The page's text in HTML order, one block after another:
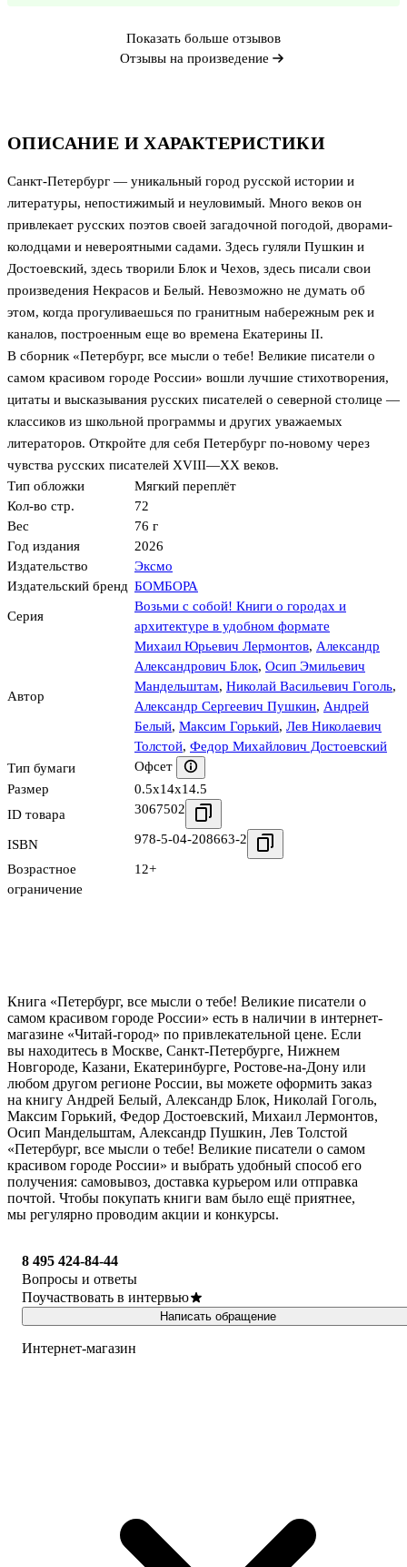
ОПИСАНИЕ И ХАРАКТЕРИСТИКИ
Санкт-Петербург — уникальный город русской истории и
литературы, непостижимый и неуловимый. Много веков он
привлекает русских поэтов своей загадочной погодой, дворами-
колодцами и невероятными садами. Здесь гуляли Пушкин и
Достоевский, здесь творили Блок и Чехов, здесь писали свои
произведения Некрасов и Белый. Невозможно не думать об
этом, когда прогуливаешься по гранитным набережным рек и
каналов, построенным еще во времена Екатерины II.
В сборник «Петербург, все мысли о тебе! Великие писатели о
самом красивом городе России» вошли лучшие стихотворения,
цитаты и высказывания русских писателей о северной столице —
классиков из школьной программы и других уважаемых
литераторов. Откройте для себя Петербург по-новому через
чувства русских писателей XVIII—XX веков.
Тип обложки
Мягкий переплёт
Кол-во стр.
72
Вес
76 г
Год издания
2026
Издательство
Эксмо
Издательский бренд БОМБОРА
Серия
Возьми с собой! Книги о городах и
архитектуре в удобном формате
Автор
Михаил Юрьевич Лермонтов, Александр
Александрович Блок, Осип Эмильевич
Мандельштам, Николай Васильевич Гоголь,
Александр Сергеевич Пушкин, Андрей
Белый, Максим Горький, Лев Николаевич
Толстой, Федор Михайлович Достоевский
Тип бумаги
Офсет
Размер
0.5x14x14.5
ID товара
3067502
ISBN 978-5-04-208663-2
Возрастное
ограничение
12+
Показать больше отзывов
Отзывы на произведение
Книга «Петербург, все мысли о тебе! Великие писатели о
самом красивом городе России» есть в наличии в интернет-
магазине «Читай-город» по привлекательной цене. Если
вы находитесь в Москве, Санкт-Петербурге, Нижнем
Новгороде, Казани, Екатеринбурге, Ростове-на-Дону или
любом другом регионе России, вы можете оформить заказ
на книгу Андрей Белый, Александр Блок, Николай Гоголь,
Максим Горький, Федор Достоевский, Михаил Лермонтов,
Осип Мандельштам, Александр Пушкин, Лев Толстой
«Петербург, все мысли о тебе! Великие писатели о самом
красивом городе России» и выбрать удобный способ его
получения: самовывоз, доставка курьером или отправка
почтой. Чтобы покупать книги вам было ещё приятнее,
мы регулярно проводим акции и конкурсы.
8 495 424-84-44
Вопросы и ответы
Поучаствовать в интервью
Написать обращение
Интернет-магазин